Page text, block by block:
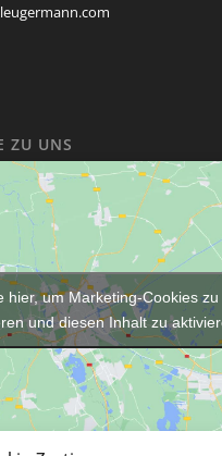
ZU UNS
hier, um Marketing-Cookies zu
und diesen Inhalt zu